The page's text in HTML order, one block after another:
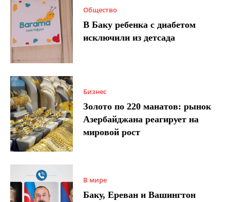
Общество
В Баку ребенка с диабетом
исключили из детсада
Бизнес
Золото по 220 манатов: рынок
Азербайджана реагирует на
мировой рост
В мире
Баку, Ереван и Вашингтон